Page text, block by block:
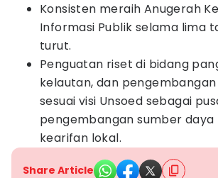
Konsisten meraih Anugerah
Informasi Publik selama lima
turut.
Penguatan riset di bidang
kelautan, dan
sesuai visi Unsoed sebagai
pengembangan sumber
kearifan lokal.
Share Article